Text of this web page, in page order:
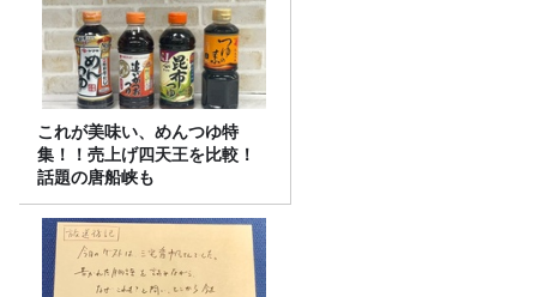
これが美味い、めんつゆ特
集！！売上げ四天王を比較！
話題の唐船峡も